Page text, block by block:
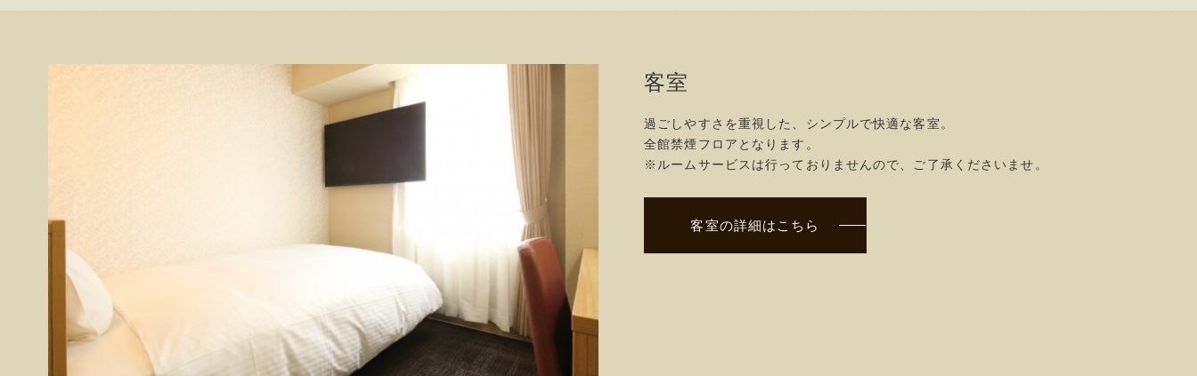
客室
過ごしやすさを重視した、シンプルで快適な客室。
全館禁煙フロアとなります。
※ルームサービスは行っておりませんので、ご了承くださいませ。
客室の詳細はこちら